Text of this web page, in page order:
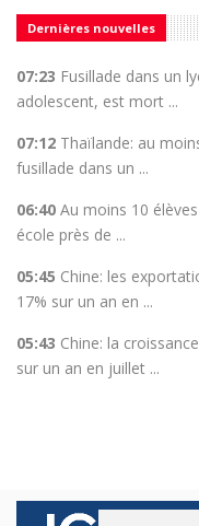
Dernières nouvelles
07:23 Fusillade dans un
adolescent, est mort ...
07:12 Thaïlande: au
fusillade dans un ...
06:40 Au moins 10
école près de ...
05:45 Chine: les
17% sur un an en ...
05:43 Chine: la
sur un an en juillet ...